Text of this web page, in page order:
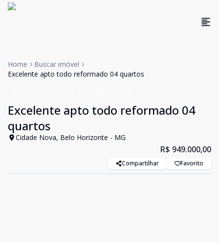
Home
Buscar imóvel
Excelente apto todo reformado 04 quartos
Excelente apto todo reformado 04
quartos
Cidade Nova, Belo Horizonte - MG
R$ 949.000,00
Compartilhar Favorito